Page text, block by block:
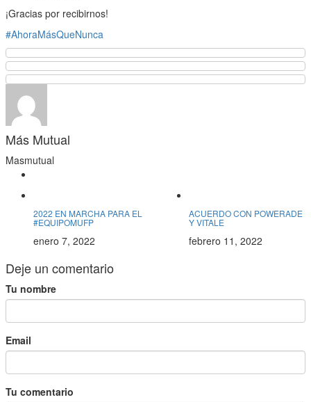
¡Gracias por recibirnos!
#AhoraMásQueNunca
Más Mutual
Masmutual
2022 EN MARCHA PARA EL
#EQUIPOMUFP
enero 7, 2022
ACUERDO CON POWERADE
Y VITALE
febrero 11, 2022
Deje un comentario
Tu nombre
Email
Tu comentario